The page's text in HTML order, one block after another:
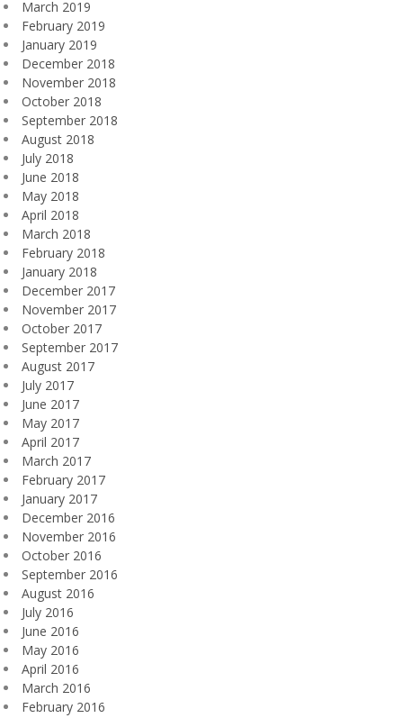
March 2019
February 2019
January 2019
December 2018
November 2018
October 2018
September 2018
August 2018
July 2018
June 2018
May 2018
April 2018
March 2018
February 2018
January 2018
December 2017
November 2017
October 2017
September 2017
August 2017
July 2017
June 2017
May 2017
April 2017
March 2017
February 2017
January 2017
December 2016
November 2016
October 2016
September 2016
August 2016
July 2016
June 2016
May 2016
April 2016
March 2016
February 2016